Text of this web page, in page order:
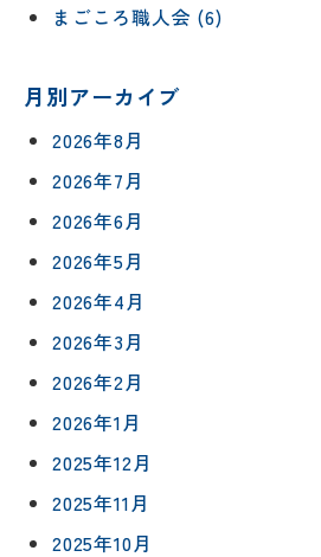
まごころ職人会 (6)
月別アーカイブ
2026年8月
2026年7月
2026年6月
2026年5月
2026年4月
2026年3月
2026年2月
2026年1月
2025年12月
2025年11月
2025年10月